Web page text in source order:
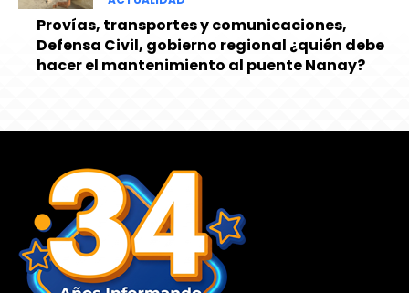
Provías, transportes y comunicaciones,
Defensa Civil, gobierno regional ¿quién debe
hacer el mantenimiento al puente Nanay?